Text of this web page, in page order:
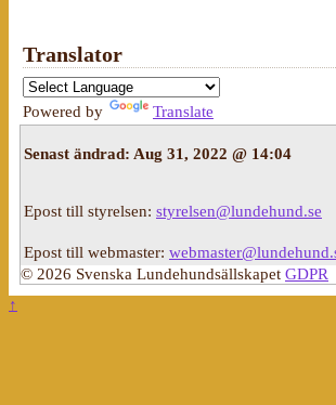
Translator
Powered by Translate
Senast ändrad: Aug 31, 2022 @ 14:04
Epost till styrelsen: styrelsen@lundehund.se
Epost till webmaster:
© 2026 Svenska Lundehundsällskapet GDPR
↑